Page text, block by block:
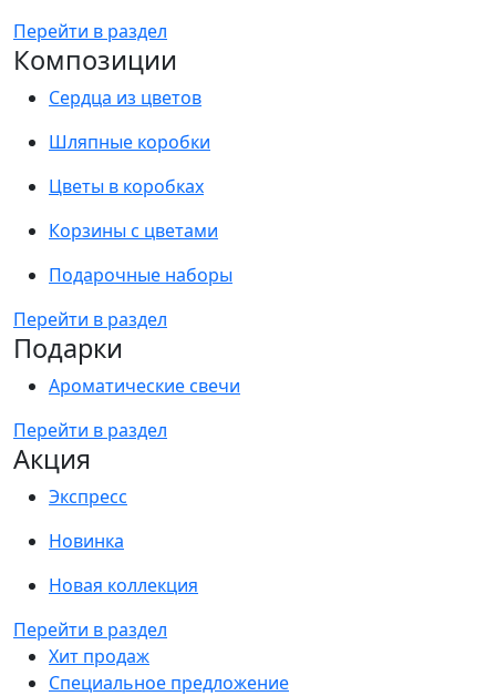
Перейти в раздел
Композиции
Сердца из цветов
Шляпные коробки
Цветы в коробках
Корзины с цветами
Подарочные наборы
Перейти в раздел
Подарки
Ароматические свечи
Перейти в раздел
Акция
Экспресс
Новинка
Новая коллекция
Перейти в раздел
Хит продаж
Специальное предложение